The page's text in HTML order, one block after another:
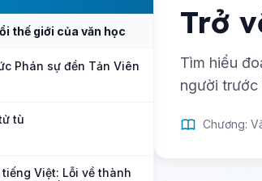
Trở
Tìm hiểu
người trước
Chương:
thế giới của văn học
Phán sự đền Tản Viên
tù
Việt: Lỗi về thành